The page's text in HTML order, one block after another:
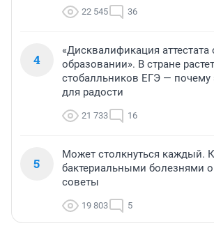
22 545 36
4
«Дисквалификация аттестата
образовании». В стране
стобалльников ЕГЭ — почему
для радости
21 733 16
5
Может столкнуться каждый.
бактериальными болезнями
советы
19 803 5